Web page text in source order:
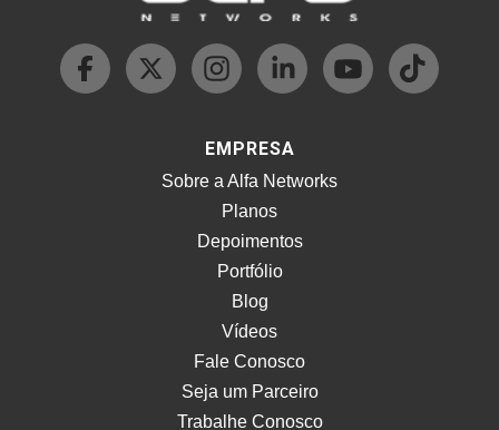
EMPRESA
Sobre a Alfa Networks
Planos
Depoimentos
Portfólio
Blog
Vídeos
Fale Conosco
Seja um Parceiro
Trabalhe Conosco